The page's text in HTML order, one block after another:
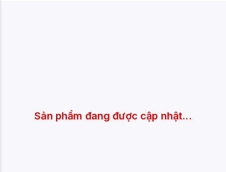
Sản phẩm đang được cập nhật...